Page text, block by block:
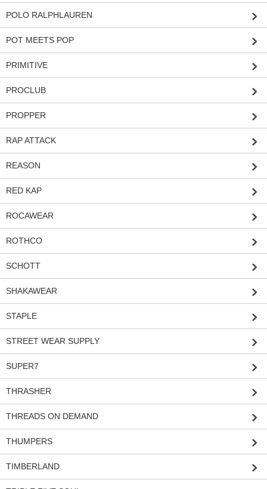
POLO RALPHLAUREN
POT MEETS POP
PRIMITIVE
PROCLUB
PROPPER
RAP ATTACK
REASON
RED KAP
ROCAWEAR
ROTHCO
SCHOTT
SHAKAWEAR
STAPLE
STREET WEAR SUPPLY
SUPER7
THRASHER
THREADS ON DEMAND
THUMPERS
TIMBERLAND